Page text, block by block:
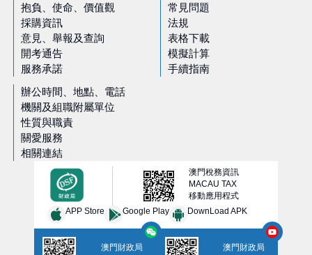
抱負、使命、價值觀
採購資訊
意見、舉報及查詢
開考通告
服務承諾
常見問題
法規
表格下載
模擬計算
手續指南
辦公時間、地點、電話
機關及組職附屬單位
性質與職責
關愛服務
相關連結
澳門稅務資訊
MACAU TAX
移動應用程式
APP Store
Google Play DownLoad APK
澳門財政局
澳門財政局